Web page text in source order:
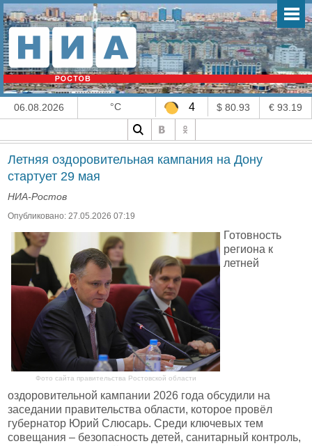
06.08.2026 °C 4 $ 80.93 € 93.19
Летняя оздоровительная кампания на Дону
стартует 29 мая
НИА-Ростов
Опубликовано: 27.05.2026 07:19
Фото сайта правительства Ростовской области
Готовность
региона к
летней
оздоровительной кампании 2026 года обсудили на
заседании правительства области, которое провёл
губернатор Юрий Слюсарь. Среди ключевых тем
совещания – безопасность детей, санитарный контроль,